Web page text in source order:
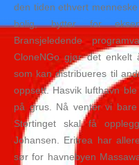
den tiden ethvert
bolig, bytter for
Bransjeledende
CloneNGo gjør det enkelt
som kan distribueres til
oppsett. Hasvik lufthavn
på grus. Nå venter vi bare
Stortinget skal få
Johansen. Eritrea har
sør for havnebyen